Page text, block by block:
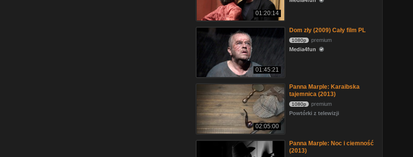
01:20:14
01:45:21
Dom zły (2009) Cały film PL
1080p
premium
Media4fun
02:05:00
Panna Marple: Karaibska
tajemnica (2013)
1080p
premium
Powtórki z telewizji
Panna Marple: Noc i ciemność
(2013)